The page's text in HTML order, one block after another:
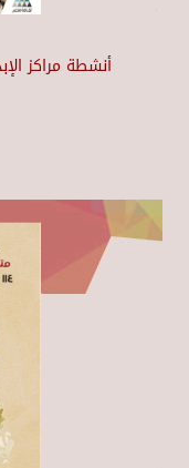
أنشطة مراكز